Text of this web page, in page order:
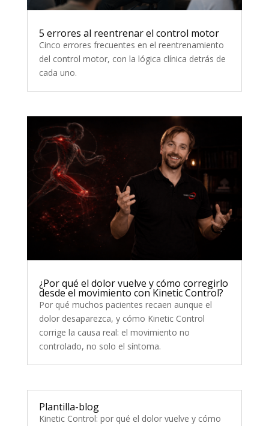
5 errores al reentrenar el control motor
Cinco errores frecuentes en el reentrenamiento
del control motor, con la lógica clínica detrás de
cada uno.
¿Por qué el dolor vuelve y cómo corregirlo
desde el movimiento con Kinetic Control?
Por qué muchos pacientes recaen aunque el
dolor desaparezca, y cómo Kinetic Control
corrige la causa real: el movimiento no
controlado, no solo el síntoma.
Plantilla-blog
Kinetic Control: por qué el dolor vuelve y cómo